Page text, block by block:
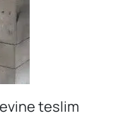
teslim